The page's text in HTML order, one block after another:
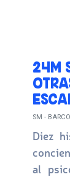
24M
SM -
Diez
al